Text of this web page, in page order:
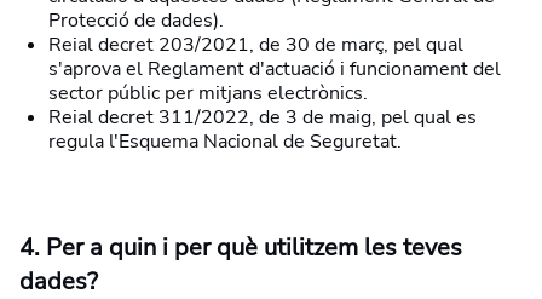
Protecció de dades).
Reial decret 203/2021, de 30 de març, pel qual
s'aprova el Reglament d'actuació i funcionament del
sector públic per mitjans electrònics.
Reial decret 311/2022, de 3 de maig, pel qual es
regula l'Esquema Nacional de Seguretat.
4. Per a quin i per què utilitzem les teves
dades?